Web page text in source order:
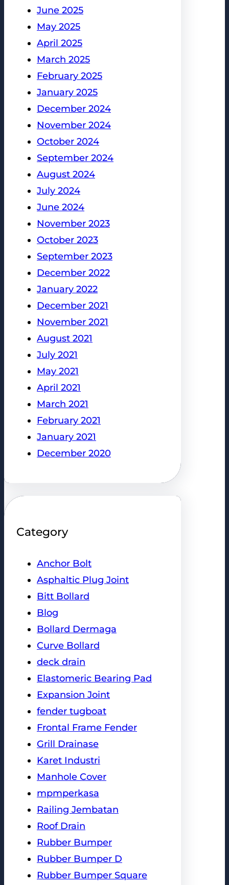
June 2025
May 2025
April 2025
March 2025
February 2025
January 2025
December 2024
November 2024
October 2024
September 2024
August 2024
July 2024
June 2024
November 2023
October 2023
September 2023
December 2022
January 2022
December 2021
November 2021
August 2021
July 2021
May 2021
April 2021
March 2021
February 2021
January 2021
December 2020
Category
Anchor Bolt
Asphaltic Plug Joint
Bitt Bollard
Blog
Bollard Dermaga
Curve Bollard
deck drain
Elastomeric Bearing Pad
Expansion Joint
fender tugboat
Frontal Frame Fender
Grill Drainase
Karet Industri
Manhole Cover
mpmperkasa
Railing Jembatan
Roof Drain
Rubber Bumper
Rubber Bumper D
Rubber Bumper Square